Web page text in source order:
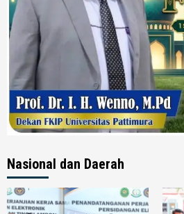
Nasional dan Daerah